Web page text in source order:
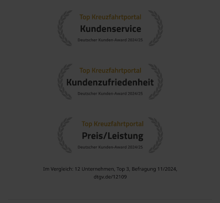
Bootsausflüge und Angeltouren: Genießen Sie
Angelausflüge oder Bootsfahrten zu versteckten Buchten
und unbewohnten Inseln, wo Sie die Ruhe der Natur
Kulturelle Veranstaltungen und Märkte
sich über lokale Feste und Märkte, um die Kultur der
Häfen, die Sie möglicherweise vor oder nach
Great Harbour besuchen
bietet traumhafte Sandstrände und die Möglichkeit,
Wassersportarten wie Kajakfahren und Schnorcheln zu